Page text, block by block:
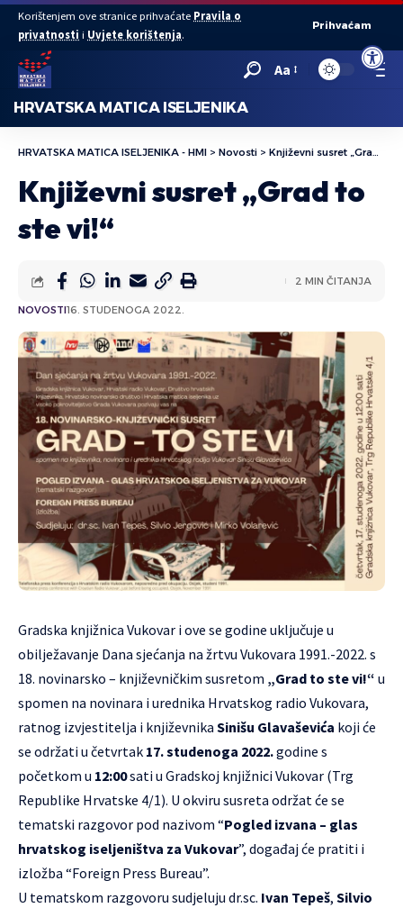
Open
Korištenjem ove stranice prihvaćate Pravila o
privatnosti i Uvjete korištenja.
Prihvaćam
Aa
HRVATSKA MATICA ISELJENIKA
HRVATSKA MATICA ISELJENIKA - HMI > Novosti > Književni susret „Grad to ste vi!“
Književni susret „Grad to
ste vi!“
NOVOSTI16. STUDENOGA 2022.
2 MIN ČITANJA
Gradska knjižnica Vukovar i ove se godine uključuje u
obilježavanje Dana sjećanja na žrtvu Vukovara 1991.-2022. s
18. novinarsko – književničkim susretom „Grad to ste vi!“ u
spomen na novinara i urednika Hrvatskog radio Vukovara,
ratnog izvjestitelja i književnika Sinišu Glavaševića koji će
se održati u četvrtak 17. studenoga 2022.godine s
početkom u 12:00sati u Gradskoj knjižnici Vukovar (Trg
Republike Hrvatske 4/1). U okviru susreta održat će se
tematski razgovor pod nazivom “Pogled izvana – glas
hrvatskog iseljeništva za Vukovar”, događaj će pratiti i
izložba “Foreign Press Bureau”.
U tematskom razgovoru sudjeluju dr.sc. Ivan Tepeš, Silvio